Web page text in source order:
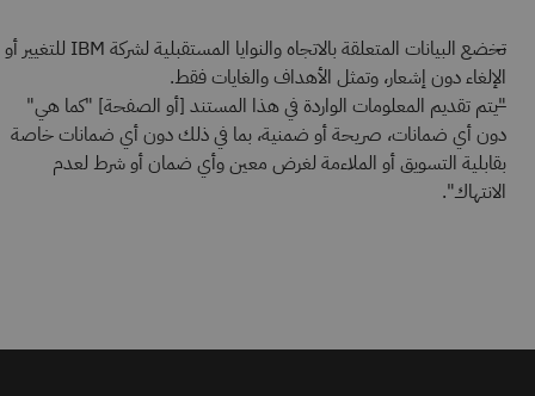
تخضع البيانات المتعلقة بالاتجاه والنوايا المستقبلية لشركة IBM للتغيير أو
الإلغاء دون إشعار، وتمثل الأهداف والغايات فقط.
"يتم تقديم المعلومات الواردة في هذا المستند [أو الصفحة] "كما هي"
دون أي ضمانات، صريحة أو ضمنية، بما في ذلك دون أي ضمانات خاصة
بقابلية التسويق أو الملاءمة لغرض معين وأي ضمان أو شرط لعدم
الانتهاك".